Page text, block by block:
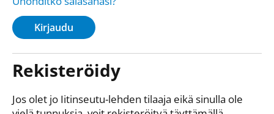
Kirjaudu
Rekisteröidy
Jos olet jo Iitinseutu-lehden tilaaja eikä sinulla ole